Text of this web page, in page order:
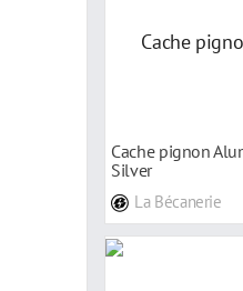
Cache pignon
Silver
La Bécanerie